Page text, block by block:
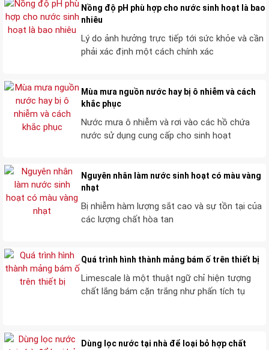
Nồng độ pH phù hợp cho nước sinh hoạt là bao
nhiêu
Lý do ảnh hưởng trực tiếp tới sức khỏe và cần
phải xác định một cách chính xác
Mùa mưa nguồn nước hay bị ô nhiễm và cách
khắc phục
Nước mưa ô nhiễm và rơi vào các hồ chứa
nước sử dụng cung cấp cho sinh hoạt
Nguyên nhân làm nước sinh hoạt có màu vàng
nhạt
Bị nhiễm hàm lượng sắt cao và sự tồn tại của
các lượng chất hòa tan
Quá trình hình thành mảng bám ố trên thiết bị
Limescale là một thuật ngữ chỉ hiện tượng
chất lắng bám cặn trắng như phấn tích tụ
Dùng lọc nước tại nhà để loại bỏ hợp chất